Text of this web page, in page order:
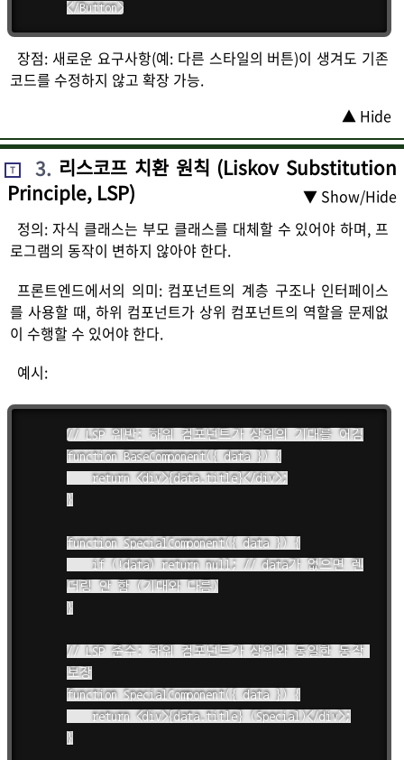
</Button>
장점: 새로운 요구사항(예: 다른 스타일의 버튼)이 생겨도 기존
코드를 수정하지 않고 확장 가능.
▲ Hide
T 3. 리스코프 치환 원칙 (Liskov Substitution
Principle, LSP)
▼ Show/Hide
정의: 자식 클래스는 부모 클래스를 대체할 수 있어야 하며, 프
로그램의 동작이 변하지 않아야 한다.
프론트엔드에서의 의미: 컴포넌트의 계층 구조나 인터페이스
를 사용할 때, 하위 컴포넌트가 상위 컴포넌트의 역할을 문제없
이 수행할 수 있어야 한다.
예시:
// LSP 위반: 하위 컴포넌트가 상위의 기대를 어김
function BaseComponent({ data }) {
}
function SpecialComponent({ data }) {
더링 안 함 (기대와 다름)
}
// LSP 준수: 하위 컴포넌트가 상위와 동일한 동작
보장
function SpecialComponent({ data }) {
}